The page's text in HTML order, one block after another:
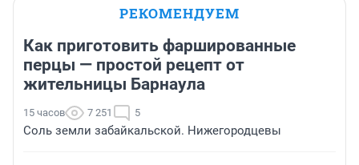
РЕКОМЕНДУЕМ
Как приготовить фаршированные
перцы — простой рецепт от
жительницы Барнаула
15 часов 7 251 5
Соль земли забайкальской. Нижегородцевы